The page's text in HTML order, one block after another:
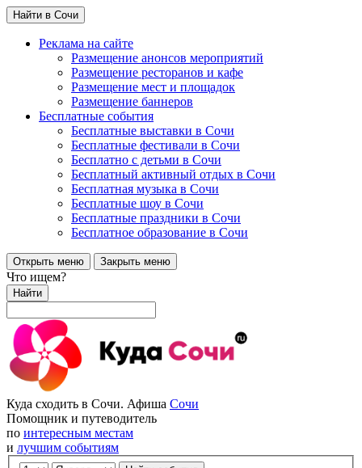
Найти в Сочи
Реклама на сайте
Размещение анонсов мероприятий
Размещение ресторанов и кафе
Размещение мест и площадок
Размещение баннеров
Бесплатные события
Бесплатные выставки в Сочи
Бесплатные фестивали в Сочи
Бесплатно с детьми в Сочи
Бесплатный активный отдых в Сочи
Бесплатная музыка в Сочи
Бесплатные шоу в Сочи
Бесплатные праздники в Сочи
Бесплатное образование в Сочи
Открыть меню Закрыть меню
Что ищем?
Найти
Куда сходить в Сочи. Афиша Сочи
Помощник и путеводитель
по интересным местам
и лучшим событиям